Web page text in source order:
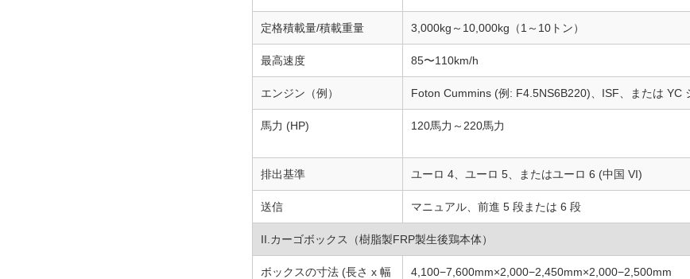
定格積載量/積載重量 3,000kg～10,000kg（1～10トン）
最高速度 85〜110km/h
エンジン（例） Foton Cummins (例: F4.5NS6B220)、ISF、または YC
馬力 (HP) 120馬力～220馬力
排出基準 ユーロ 4、ユーロ 5、またはユーロ 6 (中国 VI)
送信 マニュアル、前進 5 段または 6 段
II.カーゴボックス（樹脂製FRP製生後鶏本体）
ボックスの寸法 (長さ x 幅 4,100−7,600mm×2,000−2,450mm×2,000−2,500mm